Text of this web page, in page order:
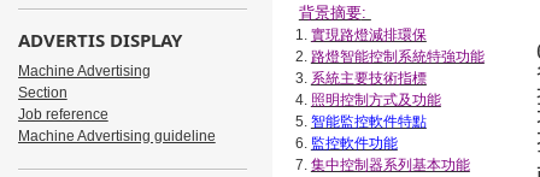
背景摘要:
1. 實現路燈減排環保
2. 路燈智能控制系統特強功能
3. 系統主要技術指標
4. 照明控制方式及功能
5. 智能監控軟件特點
6. 監控軟件功能
7. 集中控制器系列基本功能
ADVERTIS DISPLAY
Machine Advertising
Section
Job reference
Machine Advertising guideline